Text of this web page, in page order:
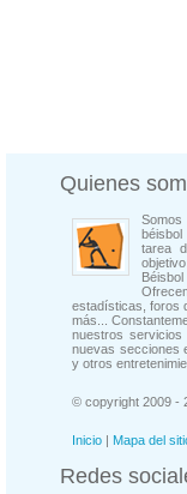
Quienes
tarea
estadísticas, foros
más...
nuestros servicios
nuevas secciones
y otros
© copyright 2009 -
Inicio | Mapa del
Redes